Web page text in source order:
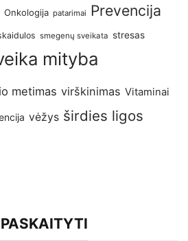
Onkologija patarimai Prevencija
smegenų sveikata stresas
mityba
metimas virškinimas Vitaminai
vėžys širdies ligos